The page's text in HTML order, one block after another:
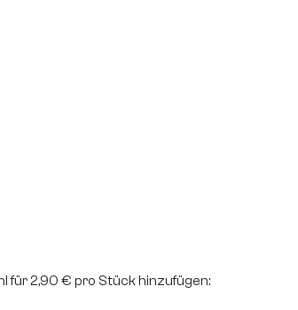
für 2,90 € pro Stück hinzufügen: